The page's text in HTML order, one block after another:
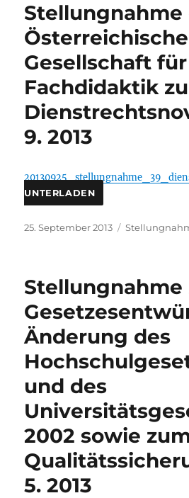
Stellungnahme
Gesellschaft für
Fachdidaktik
9. 2013
UNTERLADEN
Veröffentlicht
25. September 2013 Kategorien
Stellungnahme
Änderung des
und des
2002 sowie
5. 2013